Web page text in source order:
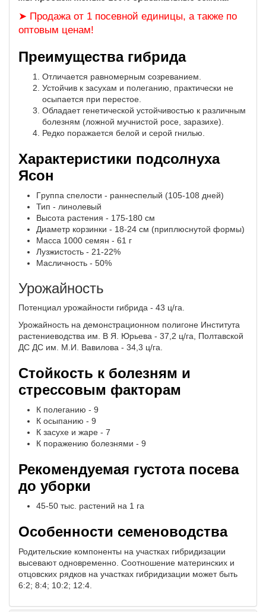
➤ Продажа от 1 посевной единицы, а также по
оптовым ценам!
Преимущества гибрида
Отличается равномерным созреванием.
Устойчив к засухам и полеганию, практически не
осыпается при перестое.
Обладает генетической устойчивостью к различным
болезням (ложной мучнистой росе, заразихе).
Редко поражается белой и серой гнилью.
Характеристики подсолнуха
Ясон
Гpуппa cпeлocти - раннеспелый (105-108 дней)
Тип - линолевый
Высота растения - 175-180 см
Диаметр корзинки - 18-24 см (приплюснутой формы)
Масса 1000 семян - 61 г
Лузжиcтocть - 21-22%
Масличность - 50%
Урожайность
Потенциал урожайности гибрида - 43 ц/га.
Урожайность на демонстрационном полигоне Института
растениеводства им. В Я. Юрьева - 37,2 ц/га, Полтавской
ДС ДС им. М.И. Вавилова - 34,3 ц/га.
Стойкость к болезням и
стрессовым факторам
К полеганию - 9
К осыпанию - 9
К засухе и жаре - 7
К поражению болезнями - 9
Рекомендуемая густота посева
до уборки
45-50 тыс. растений на 1 га
Особенности семеноводства
Родительские компоненты на участках гибридизации
высевают одновременно. Соотношение материнских и
отцовских рядков на участках гибридизации может быть
6:2; 8:4; 10:2; 12:4.